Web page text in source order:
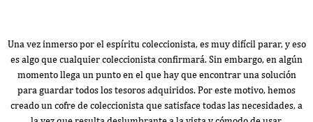
Una vez inmerso por el espíritu coleccionista, es muy difícil parar, y eso
es algo que cualquier coleccionista confirmará. Sin embargo, en algún
momento llega un punto en el que hay que encontrar una solución
para guardar todos los tesoros adquiridos. Por este motivo, hemos
creado un cofre de coleccionista que satisface todas las necesidades, a